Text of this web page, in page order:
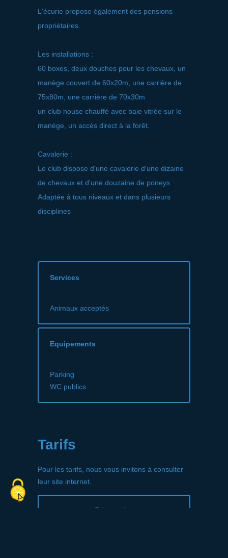
L'écurie propose également des pensions
propriétaires.
Les installations :
60 boxes, deux douches pour les chevaux, un
manège couvert de 60x20m, une carrière de
75x80m, une carrière de 70x30m
un club house chauffé avec baie vitrée sur le
manège, un accès direct à la forêt.
Cavalerie :
Le club dispose d'une cavalerie d'une dizaine
de chevaux et d'une douzaine de poneys
Adaptée à tous niveaux et dans plusieurs
disciplines
Services
Animaux acceptés
Equipements
Parking
WC publics
Tarifs
Pour les tarifs, nous vous invitons à consulter
leur site internet.
Réservation